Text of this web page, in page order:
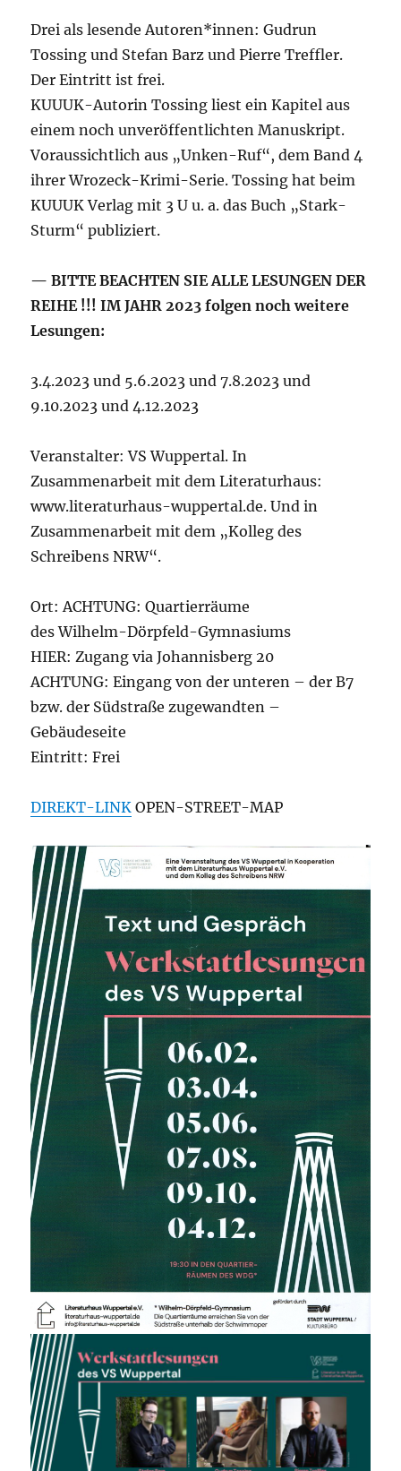
Drei als lesende Autoren*innen: Gudrun
Tossing und Stefan Barz und Pierre Treffler.
Der Eintritt ist frei.
KUUUK-Autorin Tossing liest ein Kapitel aus
einem noch unveröffentlichten Manuskript.
Voraussichtlich aus „Unken-Ruf“, dem Band 4
ihrer Wrozeck-Krimi-Serie. Tossing hat beim
KUUUK Verlag mit 3 U u. a. das Buch „Stark-
Sturm“ publiziert.
— BITTE BEACHTEN SIE ALLE LESUNGEN DER
REIHE !!! IM JAHR 2023 folgen noch weitere
Lesungen:
3.4.2023 und 5.6.2023 und 7.8.2023 und
9.10.2023 und 4.12.2023
Veranstalter: VS Wuppertal. In
Zusammenarbeit mit dem Literaturhaus:
www.literaturhaus-wuppertal.de. Und in
Zusammenarbeit mit dem „Kolleg des
Schreibens NRW“.
Ort: ACHTUNG: Quartierräume
des Wilhelm-Dörpfeld-Gymnasiums
HIER: Zugang via Johannisberg 20
ACHTUNG: Eingang von der unteren – der B7
bzw. der Südstraße zugewandten –
Gebäudeseite
Eintritt: Frei
DIREKT-LINK OPEN-STREET-MAP